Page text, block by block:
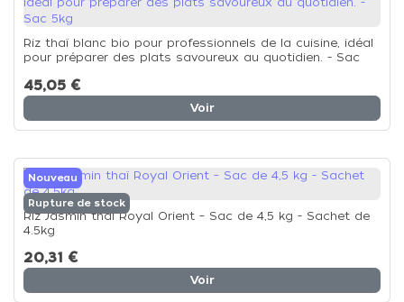
Riz thaï blanc bio pour professionnels de la cuisine, idéal
pour préparer des plats savoureux au quotidien. - Sac
45,05 €
Voir
Nouveau
Rupture de stock
Riz Jasmin thaï Royal Orient – Sac de 4,5 kg - Sachet de
4.5kg
20,31 €
Voir